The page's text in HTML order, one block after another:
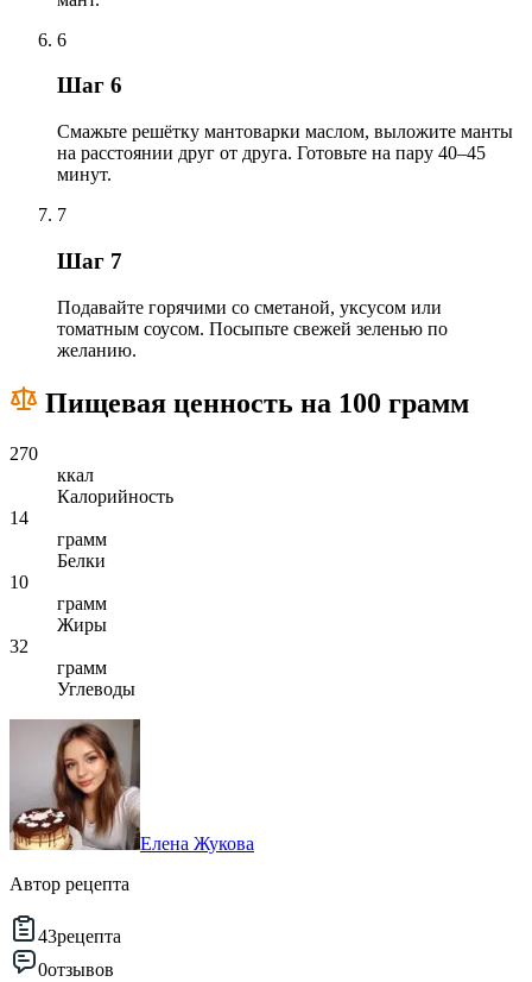
6
Шаг 6
Смажьте решётку мантоварки маслом, выложите манты
на расстоянии друг от друга. Готовьте на пару 40–45
минут.
7
Шаг 7
Подавайте горячими со сметаной, уксусом или
томатным соусом. Посыпьте свежей зеленью по
желанию.
Пищевая ценность на 100 грамм
270
ккал
Калорийность
14
грамм
Белки
10
грамм
Жиры
32
грамм
Углеводы
Елена Жукова
Автор рецепта
43рецепта
0отзывов